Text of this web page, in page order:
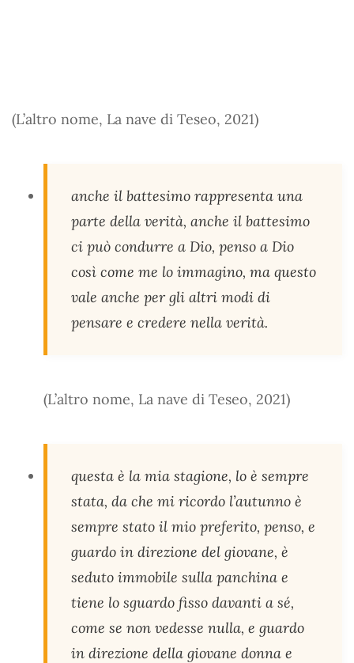
(L’altro nome, La nave di Teseo, 2021)
anche il battesimo rappresenta una
parte della verità, anche il battesimo
ci può condurre a Dio, penso a Dio
così come me lo immagino, ma questo
vale anche per gli altri modi di
pensare e credere nella verità.
(L’altro nome, La nave di Teseo, 2021)
questa è la mia stagione, lo è sempre
stata, da che mi ricordo l’autunno è
sempre stato il mio preferito, penso, e
guardo in direzione del giovane, è
seduto immobile sulla panchina e
tiene lo sguardo fisso davanti a sé,
come se non vedesse nulla, e guardo
in direzione della giovane donna e